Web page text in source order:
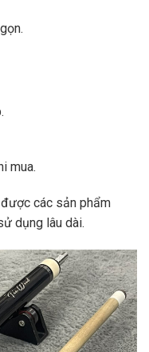
mua.
các sản phẩm
dụng lâu dài.